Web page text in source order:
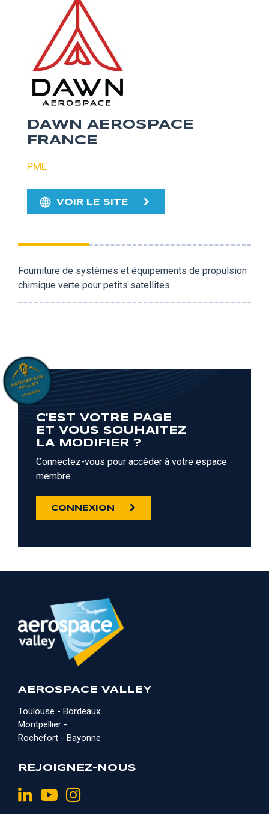
DAWN AEROSPACE
FRANCE
PME
VOIR LE SITE
Fourniture de systèmes et équipements de propulsion
chimique verte pour petits satellites
C'EST VOTRE PAGE
ET VOUS SOUHAITEZ
LA MODIFIER ?
Connectez-vous pour accéder à votre espace
membre.
CONNEXION
AEROSPACE VALLEY
Toulouse - Bordeaux
Montpellier -
Rochefort - Bayonne
REJOIGNEZ-NOUS